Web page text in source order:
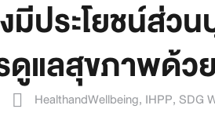
มีประโยชน์ส่ว
ดูแลสุขภาพด้วย
HealthandWellbeing, IHPP, SDG